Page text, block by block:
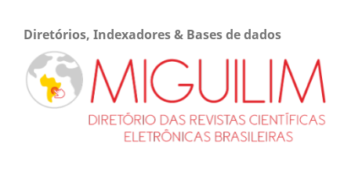
Diretórios, Indexadores & Bases de dados